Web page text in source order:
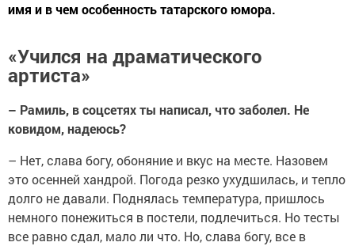
имя и в чем особенность татарского юмора.
«Учился на драматического
артиста»
– Рамиль, в соцсетях ты написал, что заболел. Не
ковидом, надеюсь?
– Нет, слава богу, обоняние и вкус на месте. Назовем
это осенней хандрой. Погода резко ухудшилась, и тепло
долго не давали. Поднялась температура, пришлось
немного понежиться в постели, подлечиться. Но тесты
все равно сдал, мало ли что. Но, слава богу, все в